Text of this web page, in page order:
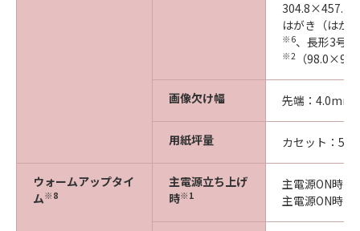
はがき（はが
※6、長形3号
※2
（
画像欠け幅 先端：4.0mm
用紙坪量 カセット：52
ウォームアップタイ
ム※8
主電源立ち上げ
時※1
主電源ON時の
主電源ON時の